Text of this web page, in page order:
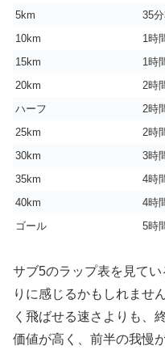
5km
35
10km
1時
15km
1時
20km
2時
ハーフ
2時
25km
2時
30km
3時
35km
4時
40km
4時
ゴール
5時
サブ5のラップ表を見て
りに感じるかもしれませ
く飛ばせる速さよりも、
価値が高く、前半の我慢